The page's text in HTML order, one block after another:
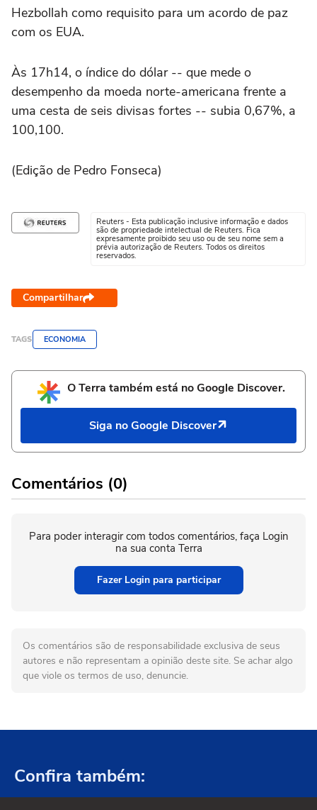
Hezbollah como requisito para um acordo de paz
com os EUA.
Às 17h14, o índice do dólar -- que mede o
desempenho da moeda norte-americana frente a
uma cesta de seis divisas fortes -- subia 0,67%, a
100,100.
(Edição de Pedro Fonseca)
Reuters - Esta publicação inclusive informação e dados
são de propriedade intelectual de Reuters. Fica
expresamente proibido seu uso ou de seu nome sem a
prévia autorização de Reuters. Todos os direitos
reservados.
Compartilhar
TAGS ECONOMIA
O Terra também está no Google Discover.
Siga no Google Discover
Comentários (0)
Para poder interagir com todos comentários, faça Login
na sua conta Terra
Fazer Login para participar
Os comentários são de responsabilidade exclusiva de seus
autores e não representam a opinião deste site. Se achar algo
que viole os termos de uso, denuncie.
Confira também: